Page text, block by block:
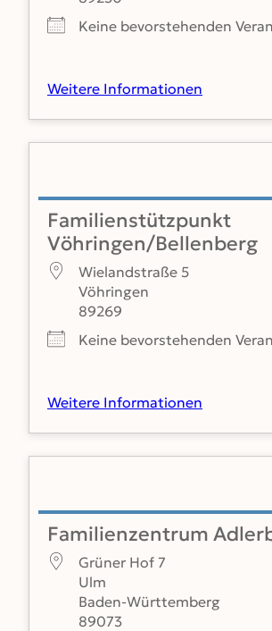
Keine bevorstehenden
Weitere Informationen
Familienstützpunkt
Vöhringen/Bellenberg
Wielandstraße 5
Vöhringen
89269
Keine bevorstehenden
Weitere Informationen
Familienzentrum
Grüner Hof 7
Ulm
Baden-Württemberg
89073